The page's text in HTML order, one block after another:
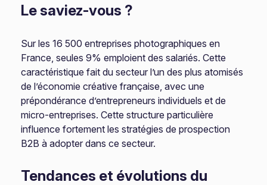
Le saviez-vous ?
Sur les 16 500 entreprises photographiques en
France, seules 9% emploient des salariés. Cette
caractéristique fait du secteur l’un des plus atomisés
de l’économie créative française, avec une
prépondérance d’entrepreneurs individuels et de
micro-entreprises. Cette structure particulière
influence fortement les stratégies de prospection
B2B à adopter dans ce secteur.
Tendances et évolutions du